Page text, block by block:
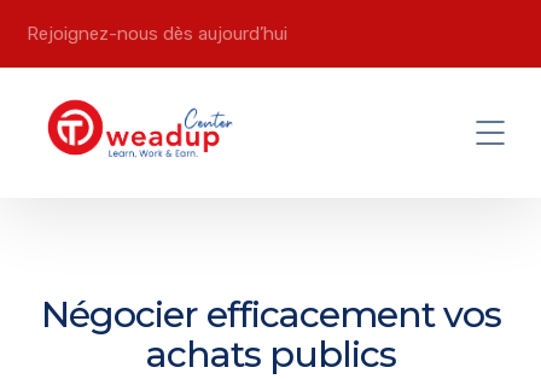
Rejoignez-nous dès aujourd’hui
Négocier efficacement vos
achats publics